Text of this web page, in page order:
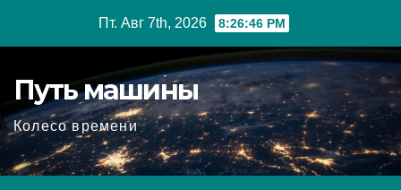
Пт. Авг 7th, 2026 8:26:48 PM
Путь машины
Колесо времени